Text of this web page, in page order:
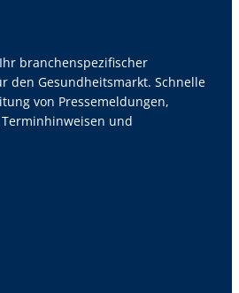
Ihr branchenspezifischer
den Gesundheitsmarkt. Schnelle
von Pressemeldungen,
und